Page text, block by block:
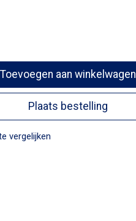
Toevoegen aan winkelwagen
Plaats bestelling
vergelijken